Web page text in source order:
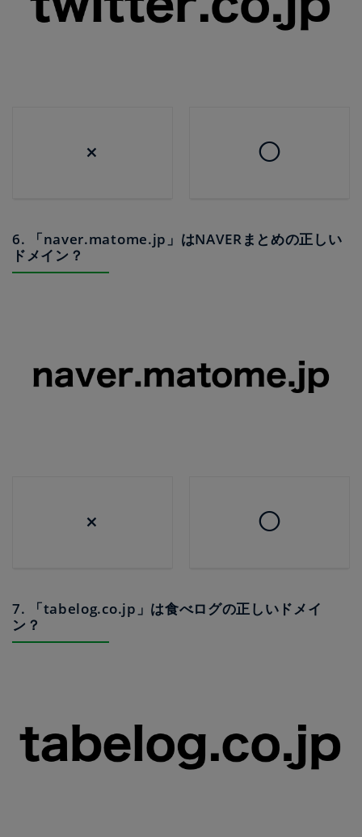
× ◯
6. 「naver.matome.jp」はNAVERまとめの正しい
ドメイン？
× ◯
7. 「tabelog.co.jp」は食べログの正しいドメイ
ン？